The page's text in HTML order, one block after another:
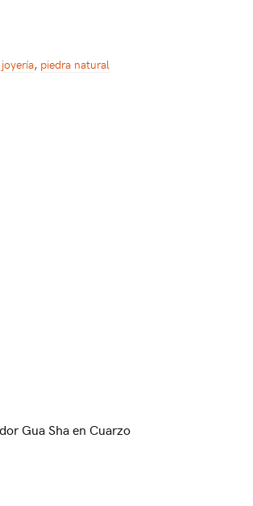
joyería, piedra natural
Gua Sha en Cuarzo